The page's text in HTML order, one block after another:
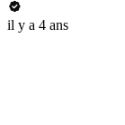
il y a 4 ans